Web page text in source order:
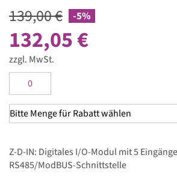
139,00 € -5%
132,05 €
zzgl. MwSt.
Z-D-IN: Digitales I/O-Modul mit 5
RS485/ModBUS-Schnittstelle